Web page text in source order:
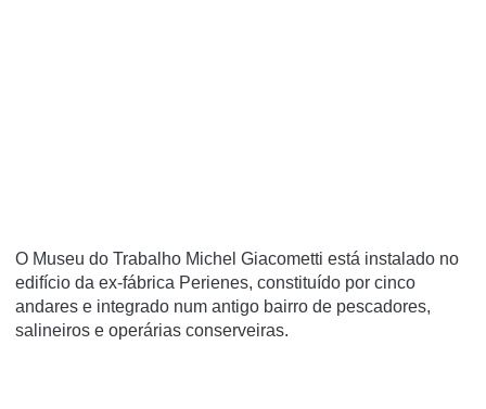
O Museu do Trabalho Michel Giacometti está instalado no
edifício da ex-fábrica Perienes, constituído por cinco
andares e integrado num antigo bairro de pescadores,
salineiros e operárias conserveiras.